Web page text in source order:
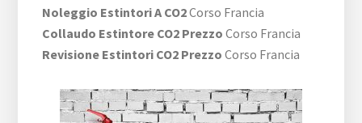
Noleggio Estintori A CO2Corso Francia
Collaudo Estintore CO2 Prezzo Corso Francia
Revisione Estintori CO2 Prezzo Corso Francia